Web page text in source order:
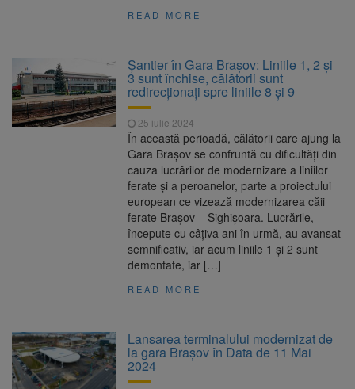
READ MORE
Șantier în Gara Brașov: Liniile 1, 2 și
3 sunt închise, călătorii sunt
redirecționați spre liniile 8 și 9
25 iulie 2024
În această perioadă, călătorii care ajung la
Gara Brașov se confruntă cu dificultăți din
cauza lucrărilor de modernizare a liniilor
ferate și a peroanelor, parte a proiectului
european ce vizează modernizarea căii
ferate Brașov – Sighișoara. Lucrările,
începute cu câțiva ani în urmă, au avansat
semnificativ, iar acum liniile 1 și 2 sunt
demontate, iar […]
READ MORE
Lansarea terminalului modernizat de
la gara Brașov în Data de 11 Mai
2024